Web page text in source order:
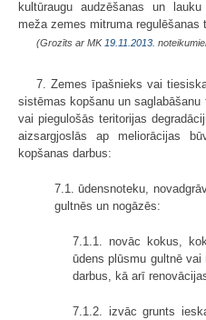
kultūraugu audzēšanas un
meža zemes mitruma regulēšanas
(Grozīts ar MK 19.11.2013.
7. Zemes īpašnieks vai
sistēmas kopšanu un
vai piegulošās teritorijas
aizsargjoslās ap meliorācijas
kopšanas darbus:
7.1. ūdensnoteku,
gultnēs un nogāzēs:
7.1.1. novāc kokus,
ūdens plūsmu gultnē
darbus, kā arī
7.1.2. izvāc grunts